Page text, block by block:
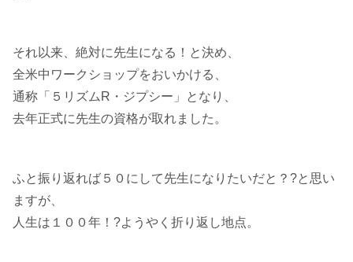
それ以来、絶対に先生になる！と決め、
全米中ワークショップをおいかける、
通称「５リズムR・ジプシー」となり、
去年正式に先生の資格が取れました。
ふと振り返れば５０にして先生になりたいだと？?と思い
ますが、
人生は１００年！?ようやく折り返し地点。